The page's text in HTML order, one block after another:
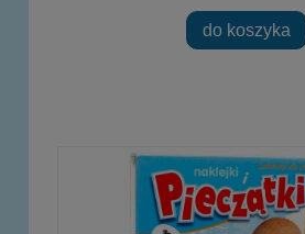
do koszyka